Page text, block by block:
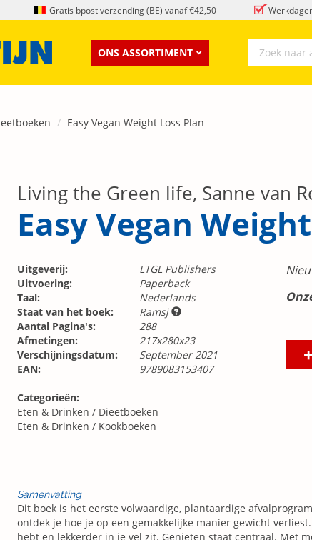
Gratis bpost verzending (BE) vanaf €42,50
ONS ASSORTIMENT
Easy Vegan Weight Loss Plan
Living the Green life, Sanne van
Easy Vegan
Uitgeverij:
LTGL Publishers
Uitvoering:
Paperback
Taal:
Nederlands
Staat van het boek:
Ramsj
Aantal Pagina's:
288
Afmetingen:
217x280x23
Verschijningsdatum:
September 2021
EAN:
9789083153407
Categorieën:
Eten & Drinken / Dieetboeken
Eten & Drinken / Kookboeken
Samenvatting
Dit boek is het eerste volwaardige, plantaardige
ontdek je hoe je op een gemakkelijke manier gewicht
hebt en lekkerder in je vel zit. Genieten staat centraal. Met